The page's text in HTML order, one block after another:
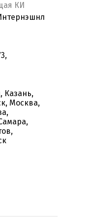
КИ
Казань,
Москва,